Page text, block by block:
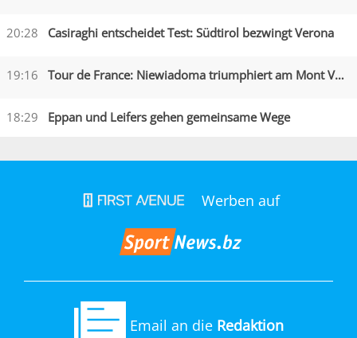
20:28 Casiraghi entscheidet Test: Südtirol bezwingt Verona
19:16 Tour de France: Niewiadoma triumphiert am Mont Ventoux
18:29 Eppan und Leifers gehen gemeinsame Wege
Werben auf
Email an die Redaktion